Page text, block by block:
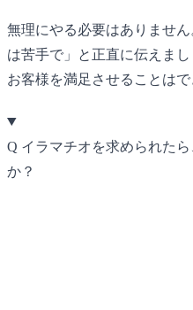
無理にやる必要はありませ
は苦手で」と正直に伝えま
お客様を満足させることはで
Q イラマチオを求められた
か？